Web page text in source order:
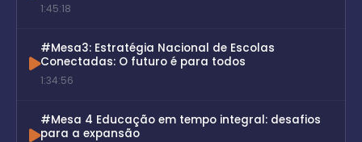
1:45:18
#Mesa3: Estratégia Nacional de Escolas
Conectadas: O futuro é para todos
1:34:56
#Mesa 4 Educação em tempo integral: desafios
para a expansão